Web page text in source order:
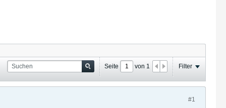
Seite von 1 Filter
#1